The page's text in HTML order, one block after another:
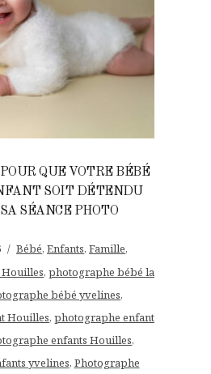
QUE VOTRE BÉBÉ
SOIT DÉTENDU
SÉANCE PHOTO
Bébé, Enfants, Famille,
, photographe bébé la
bébé yvelines,
Houilles, photographe enfant
enfants Houilles,
yvelines, Photographe